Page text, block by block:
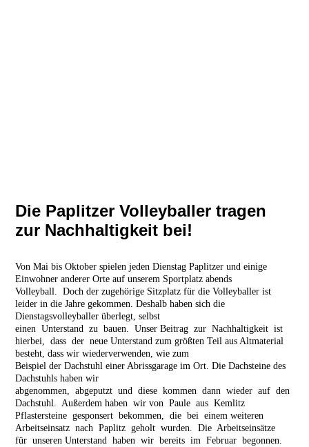
Die Paplitzer Volleyballer tragen
zur Nachhaltigkeit bei!
Von Mai bis Oktober spielen jeden Dienstag Paplitzer und einige
Einwohner anderer Orte auf unserem Sportplatz abends
Volleyball. Doch der zugehörige Sitzplatz für die Volleyballer ist
leider in die Jahre gekommen. Deshalb haben sich die
Dienstagsvolleyballer überlegt, selbst
einen Unterstand zu bauen. Unser Beitrag zur Nachhaltigkeit ist
hierbei, dass der neue Unterstand zum größten Teil aus Altmaterial
besteht, dass wir wiederverwenden, wie zum
Beispiel der Dachstuhl einer Abrissgarage im Ort. Die Dachsteine des
Dachstuhls haben wir
abgenommen, abgeputzt und diese kommen dann wieder auf den
Dachstuhl. Außerdem haben wir von Paule aus Kemlitz
Pflastersteine gesponsert bekommen, die bei einem weiteren
Arbeitseinsatz nach Paplitz geholt wurden. Die Arbeitseinsätze
für unseren Unterstand haben wir bereits im Februar begonnen.